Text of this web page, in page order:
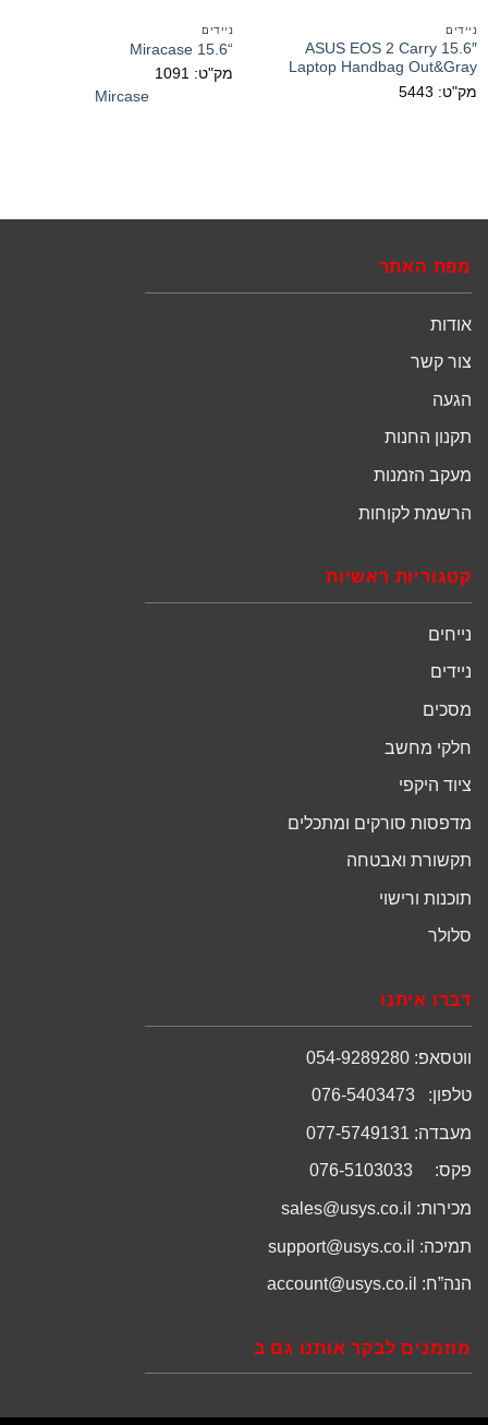
ניידים
ASUS EOS 2 Carry 15.6″
Laptop Handbag Out&Gray
מק"ט: 5443
ניידים
“15.6 Miracase
Mircase
מק"ט: 1091
מפת האתר
אודות
צור קשר
הגעה
תקנון החנות
מעקב הזמנות
הרשמת לקוחות
קטגוריות ראשיות
נייחים
ניידים
מסכים
חלקי מחשב
ציוד היקפי
מדפסות סורקים ומתכלים
תקשורת ואבטחה
תוכנות ורישוי
סלולר
דברו איתנו
ווטסאפ: 054-9289280
טלפון: 076-5403473
מעבדה: 077-5749131
פקס: 076-5103033
מכירות: sales@usys.co.il
תמיכה: support@usys.co.il
הנה”ח: account@usys.co.il
מוזמנים לבקר אותנו גם ב